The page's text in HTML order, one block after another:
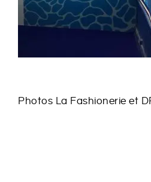
Photos La Fashionerie et